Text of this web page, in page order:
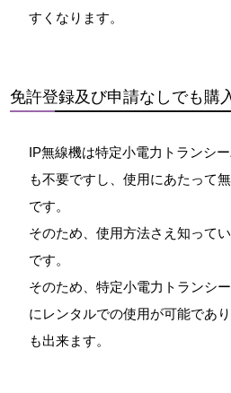
すくなります。
免許登録及び申請なしでも購
IP無線機は特定小電力トランシ
も不要ですし、使用にあたって
です。
そのため、使用方法さえ知って
です。
そのため、特定小電力トランシ
にレンタルでの使用が可能であ
も出来ます。